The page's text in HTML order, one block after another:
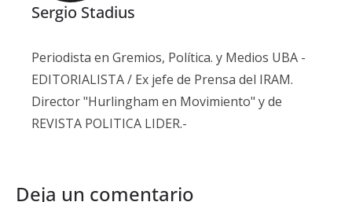
Sergio Stadius
Periodista en Gremios, Política. y Medios UBA -
EDITORIALISTA / Ex jefe de Prensa del IRAM.
Director "Hurlingham en Movimiento" y de
REVISTA POLITICA LIDER.-
Deja un comentario